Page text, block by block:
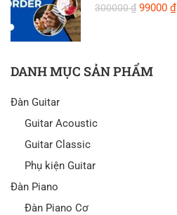
300000 ₫ 99000 ₫
DANH MỤC SẢN PHẨM
Đàn Guitar
Guitar Acoustic
Guitar Classic
Phụ kiện Guitar
Đàn Piano
Đàn Piano Cơ